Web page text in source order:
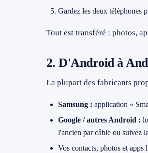
Gardez les deux téléphones
Tout est transféré : photos,
2. D'Android à
La plupart des fabricants
Samsung : application «
Google / autres Android :
l'ancien par câble ou suivez
Vos contacts, photos et